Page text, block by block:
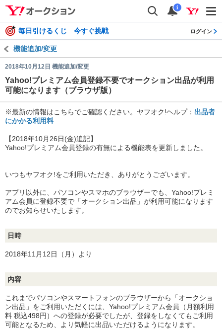
検索
通知
i
毎日引けるくじ 今すぐ挑戦 ログイン
機能追加/変更
2018年10月12日 機能追加/変更
Yahoo!プレミアム会員登録不要でオークション出品が利用
可能になります（ブラウザ版）
※最新の情報はこちらでご確認ください。ヤフオク!ヘルプ： 出品者
にかかる利用料
【2018年10月26日(金)追記】
Yahoo!プレミアム会員登録の有無による機能表を更新しました。
いつもヤフオク!をご利用いただき、ありがとうございます。
アプリ以外に、パソコンやスマホのブラウザーでも、Yahoo!プレミ
アム会員に登録不要で「オークション出品」が利用可能になります
のでお知らせいたします。
日時
2018年11月12日（月）より
内容
これまでパソコンやスマートフォンのブラウザーから「オークショ
ン出品」をご利用いただくには、Yahoo!プレミアム会員（月額利用
料 税込498円）への登録が必要でしたが、登録をしなくてもご利用
可能となるため、より気軽に出品いただけるようになります。